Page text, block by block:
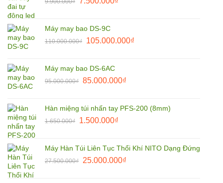
8.500.000₫.
9.900.000₫.
7.500.000₫.
Máy may bao DS-9C
110.000.000₫
Giá
110.000.000₫.
105.000.000₫Giá
Máy may bao DS-6AC
95.000.000₫ Giá
95.000.000₫.
85.000.000₫Giá
là:
Hàn miệng túi nhấn tay PFS-200 (8mm)
1.650.000₫
Giá
1.650.000₫.
1.500.000₫Giá
là:
1.500.000₫.
Máy Hàn Túi Liên Tục Thổi Khí NITO Dạng Đứng
27.500.000₫
Giá
25.000.000₫Giá